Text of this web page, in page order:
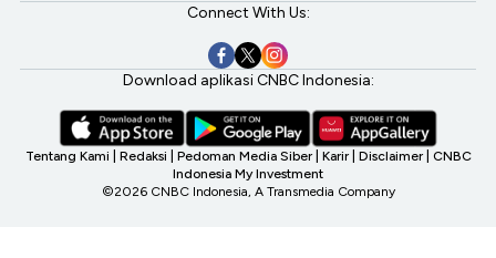
Connect With Us:
Download aplikasi CNBC Indonesia:
Tentang Kami Redaksi Pedoman Media Siber Karir Disclaimer CNBC
Indonesia My Investment
©2026 CNBC Indonesia, A Transmedia Company